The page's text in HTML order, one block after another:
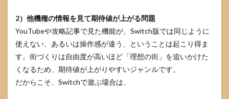
2）他機種の情報を見て期待値が上がる問題
YouTubeや攻略記事で見た機能が、Switch版では同じように
使えない、あるいは操作感が違う、ということは起こり得ま
す。街づくりは自由度が高いほど「理想の街」を追いかけた
くなるため、期待値が上がりやすいジャンルです。
だからこそ、Switchで遊ぶ場合は、